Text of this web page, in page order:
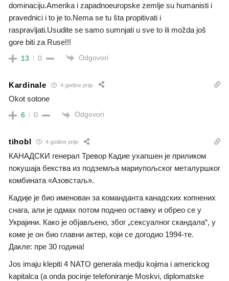
dominaciju.Amerika i zapadnoeuropske zemlje su humanisti i
pravednici i to je to.Nema se tu šta propitivati i
raspravljati.Usudite se samo sumnjati u sve to ili možda još
gore biti za Ruse!!!
13 0 Odgovori
Kardinale 4 godine prije
Okot sotone
6 0 Odgovori
tihobl 4 godine prije
КАНАДСКИ генерал Тревор Кадие ухапшен је приликом
покушаја бекства из подземља мариупољског металуршког
комбината «Азовстаљ».
Кадије је био именован за команданта канадских копнених
снага, али је одмах потом поднео оставку и обрео се у
Украјини. Како је објављено, због „сексуалног скандала“, у
коме је он био главни актер, који се догодио 1994-те.
Дакле: пре 30 година!
Jos imaju klepiti 4 NATO generala medju kojima i americkog
kapitalca (a onda pocinje telefoniranje Moskvi, diplomatske